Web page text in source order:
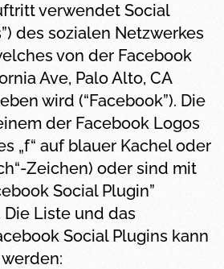
verwendet Social
des sozialen Netzwerkes
von der Facebook
Ave, Palo Alto, CA
wird (“Facebook”). Die
der Facebook Logos
„f“ auf blauer Kachel oder
Zeichen) oder sind mit
Social Plugin”
Liste und das
Social Plugins kann